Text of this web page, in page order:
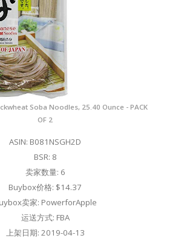
Soba Noodles, 25.40 Ounce - PACK
OF 2
ASIN: B081NSGH2D
BSR: 8
卖家数量: 6
Buybox价格: $14.37
卖家: PowerforApple
运送方式: FBA
上架日期: 2019-04-13